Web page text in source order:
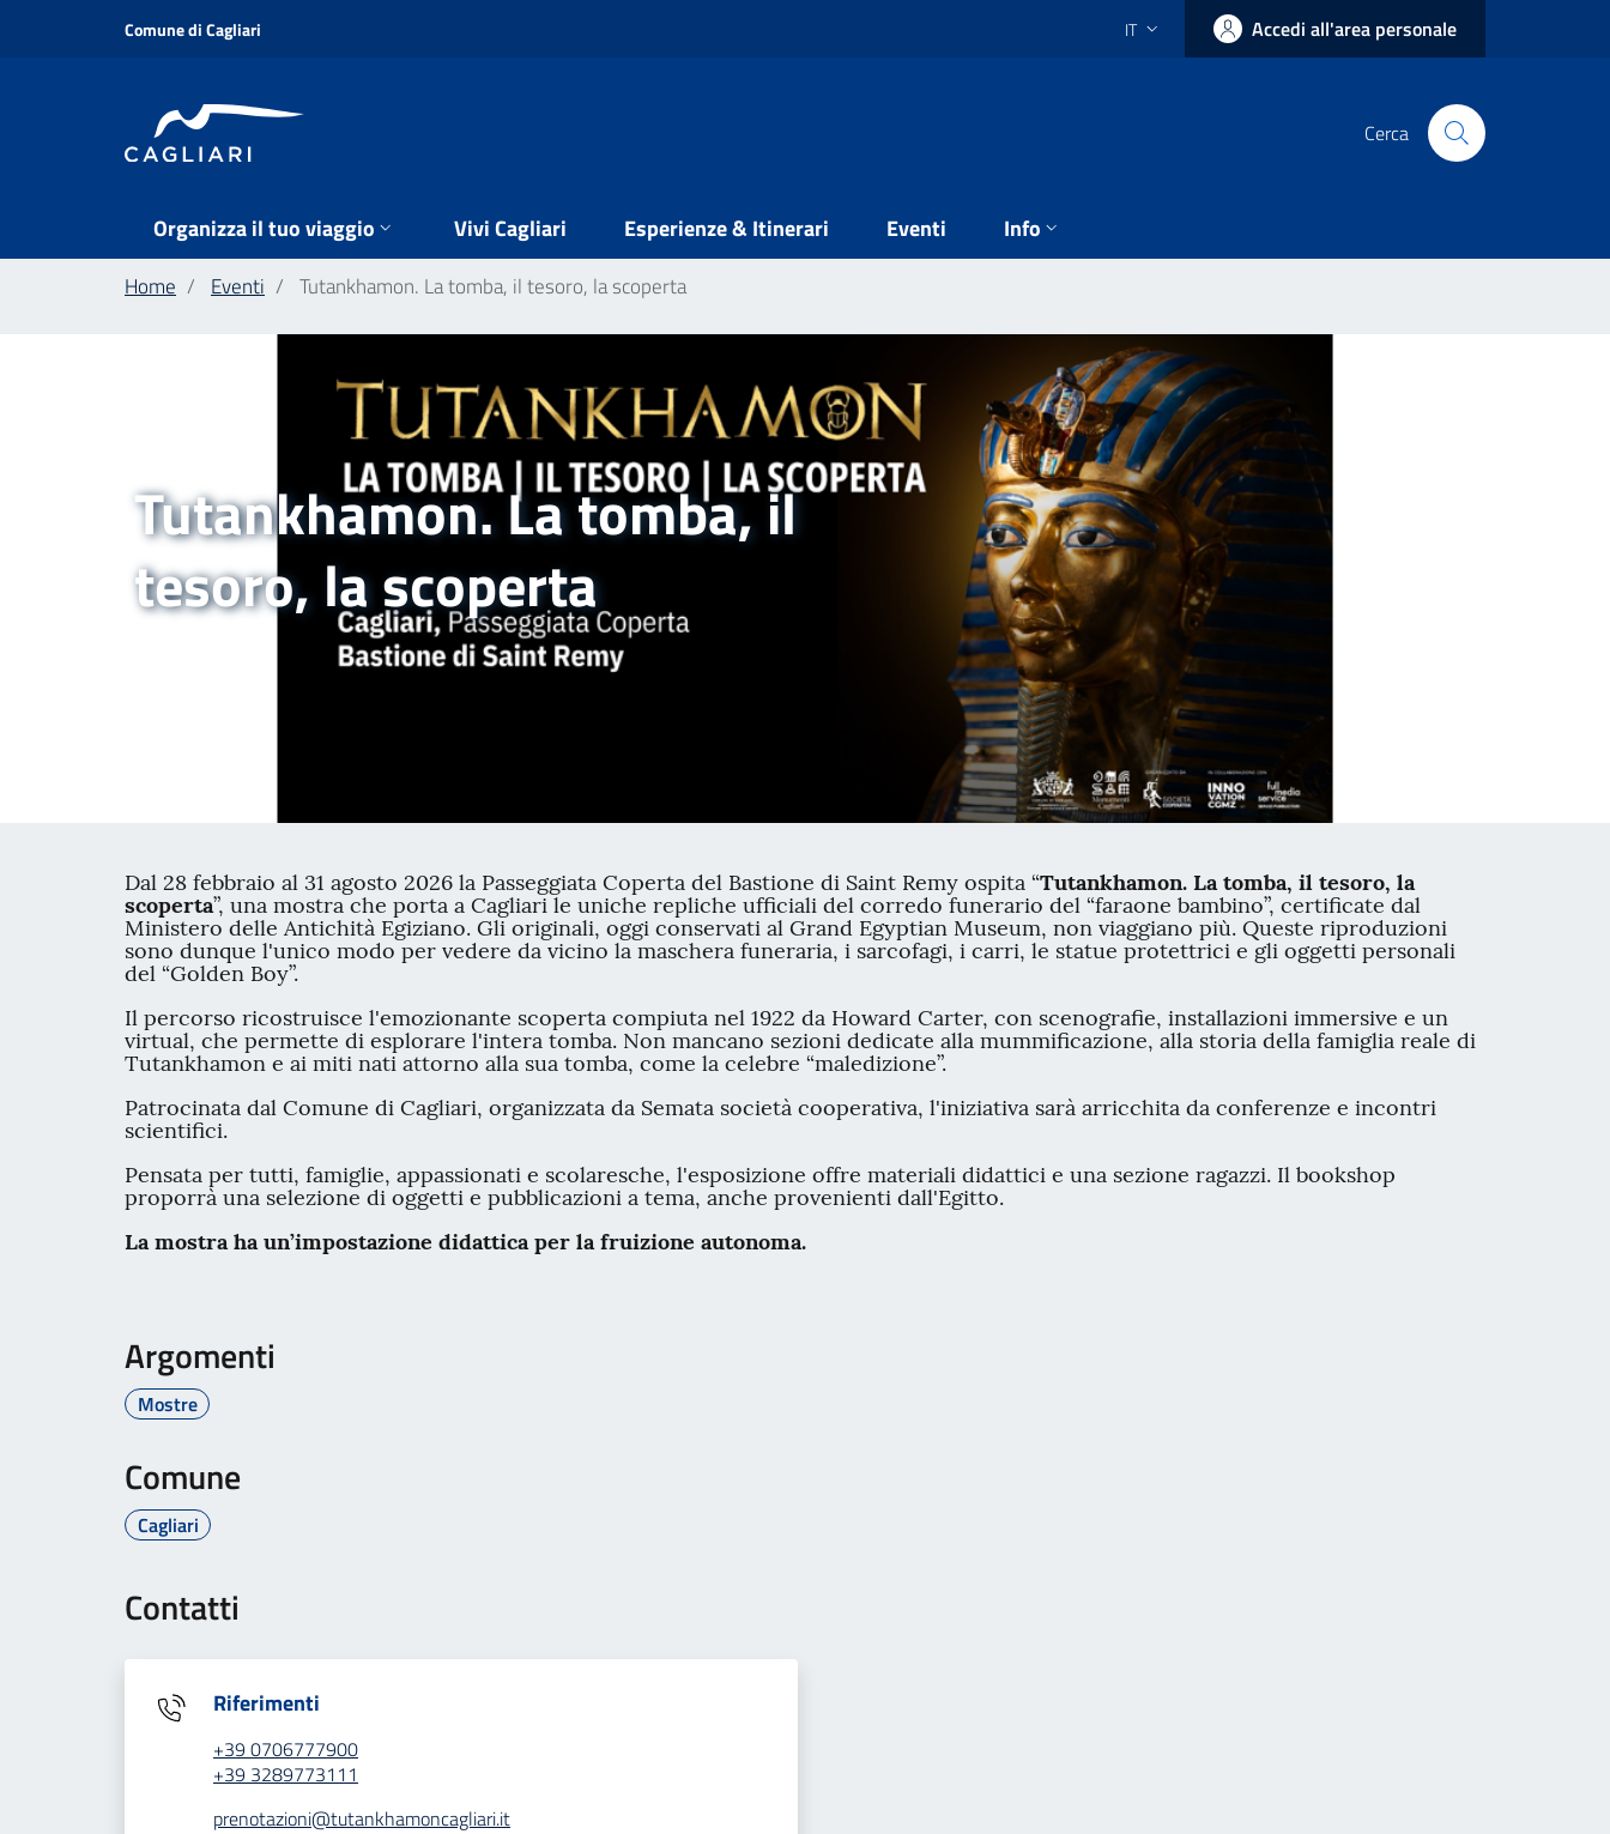
Comune di Cagliari IT Accedi all'area personale
Cerca
Organizza il tuo viaggio Vivi Cagliari Esperienze & Itinerari Eventi Info
Home Eventi Tutankhamon. La tomba, il tesoro, la scoperta
Tutankhamon. La tomba, il
tesoro, la scoperta
Dal 28 febbraio al 31 agosto 2026 la Passeggiata Coperta del Bastione di Saint Remy ospita “Tutankhamon. La tomba, il tesoro, la
scoperta”, una mostra che porta a Cagliari le uniche repliche ufficiali del corredo funerario del “faraone bambino”, certificate dal
Ministero delle Antichità Egiziano. Gli originali, oggi conservati al Grand Egyptian Museum, non viaggiano più. Queste riproduzioni
sono dunque l'unico modo per vedere da vicino la maschera funeraria, i sarcofagi, i carri, le statue protettrici e gli oggetti personali
del “Golden Boy”.
Il percorso ricostruisce l'emozionante scoperta compiuta nel 1922 da Howard Carter, con scenografie, installazioni immersive e un
virtual, che permette di esplorare l'intera tomba. Non mancano sezioni dedicate alla mummificazione, alla storia della famiglia reale di
Tutankhamon e ai miti nati attorno alla sua tomba, come la celebre “maledizione”.
Patrocinata dal Comune di Cagliari, organizzata da Semata società cooperativa, l'iniziativa sarà arricchita da conferenze e incontri
scientifici.
Pensata per tutti, famiglie, appassionati e scolaresche, l'esposizione offre materiali didattici e una sezione ragazzi. Il bookshop
proporrà una selezione di oggetti e pubblicazioni a tema, anche provenienti dall'Egitto.
La mostra ha un’impostazione didattica per la fruizione autonoma.
Argomenti
Mostre
Comune
Cagliari
Contatti
Riferimenti
+39 0706777900
+39 3289773111
prenotazioni@tutankhamoncagliari.it